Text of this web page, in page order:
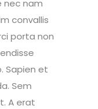
nec nam
convallis
porta non
Sapien et
Sem
A erat